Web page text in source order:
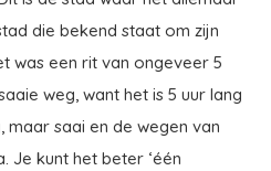
die bekend staat om zijn
was een rit van ongeveer 5
weg, want het is 5 uur lang
saai en de wegen van
Je kunt het beter ‘één